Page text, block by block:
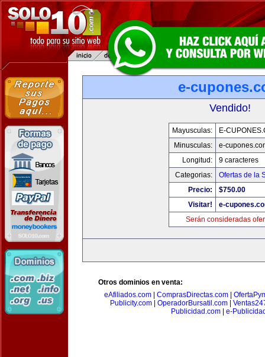
e-
Vendido!
Mayusculas:
E-
Minusculas:
e-
Longitud:
9 caracteres
Categorias:
Ofertas de la
Precio:
$750.00
Visitar!
e-
Serán consideradas
Otros dominios en venta:
eAfiliados.com| ComprasDirectas.com|
Publicity.com
OperadorBursatil.com
Publicidad.com| e-